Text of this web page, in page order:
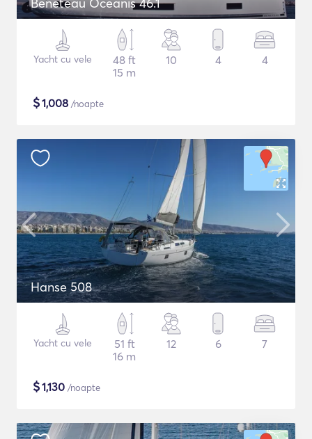
Yacht cu vele
48 ft
15 m
10 4 4
$1,008 /noapte
Hanse 508
Yacht cu vele
51 ft
16 m
12 6 7
$1,130 /noapte